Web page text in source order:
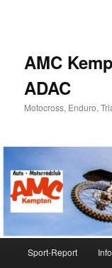
AMC
ADAC
Motocross, Enduro,
Sport-Report